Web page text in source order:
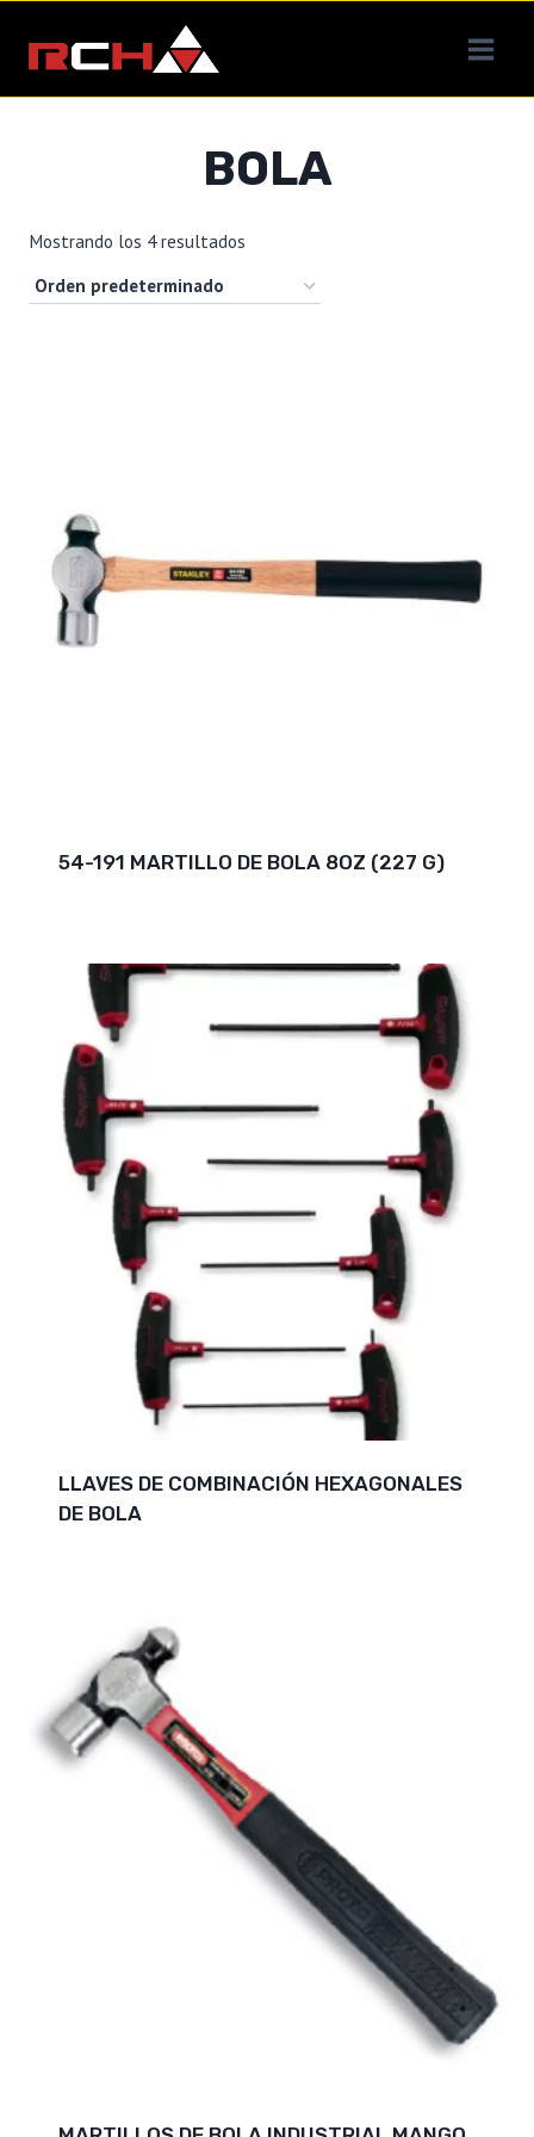
contenido
BOLA
Mostrando los 4 resultados
54-191 MARTILLO DE BOLA 8OZ (227 G)
LLAVES DE COMBINACIÓN HEXAGONALES
DE BOLA